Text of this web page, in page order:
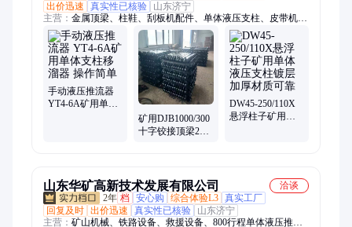
出价迅速
真实性已核验
山东济宁
主营： 金属顶梁、柱鞋、刮板机配件、单体液压支柱、皮带机配
件、风门
手动液压推流器
YT4-6A矿用单体
矿用DJB1000/300
十字铰接顶梁27
DW45-250/110X
悬浮柱子矿用单
山东华矿高新技术发展有限公司
洽谈
2年 档 安心购 综合体验L3 真实工厂
回复及时 出价迅速 真实性已核验
山东济宁
主营： 矿山机械、铁路设备、救援设备、800行程单体液压推溜